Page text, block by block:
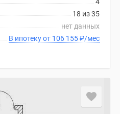
18 из 35
нет данных
В ипотеку от 106 155₽/мес